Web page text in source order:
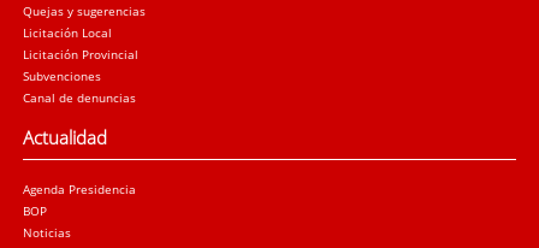
Quejas y sugerencias
Licitación Local
Licitación Provincial
Subvenciones
Canal de denuncias
Actualidad
Agenda Presidencia
BOP
Noticias